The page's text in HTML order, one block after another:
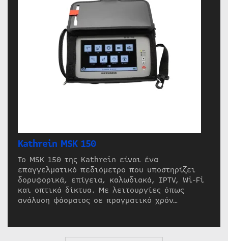
Kathrein MSK 150
Το MSK 150 της Kathrein είναι ένα
επαγγελματικό πεδιόμετρο που υποστηρίζει
δορυφορικά, επίγεια, καλωδιακά, IPTV, Wi-Fi
και οπτικά δίκτυα. Με λειτουργίες όπως
ανάλυση φάσματος σε πραγματικό χρόν…